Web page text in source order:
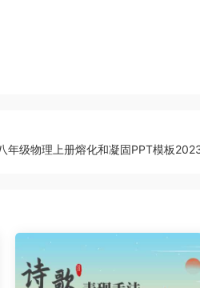
年级物理上册熔化和凝固PPT模板